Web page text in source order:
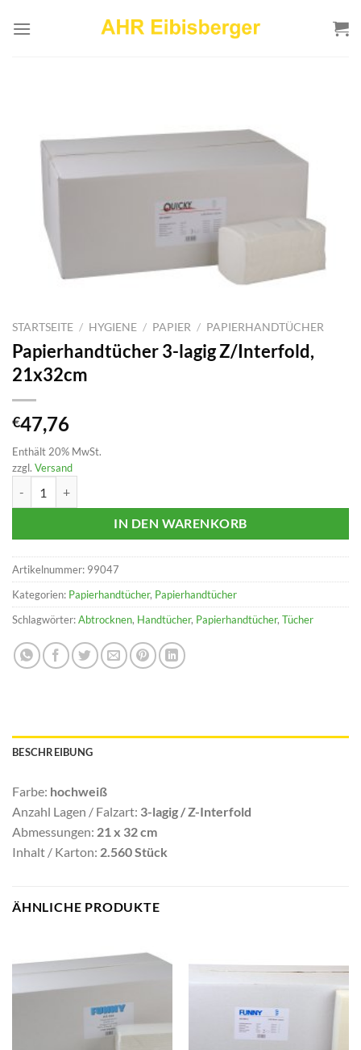
Inhalt
STARTSEITE / HYGIENE / PAPIER / PAPIERHANDTÜCHER
Papierhandtücher 3-lagig Z/Interfold,
21x32cm
€47,76
Enthält 20% MwSt.
zzgl. Versand
IN DEN WARENKORB
Artikelnummer: 99047
Kategorien: Papierhandtücher, Papierhandtücher
Schlagwörter:Abtrocknen, Handtücher, Papierhandtücher, Tücher
BESCHREIBUNG
Farbe: hochweiß
Anzahl Lagen / Falzart: 3-lagig / Z-Interfold
Abmessungen: 21 x 32 cm
Inhalt / Karton: 2.560 Stück
ÄHNLICHE PRODUKTE